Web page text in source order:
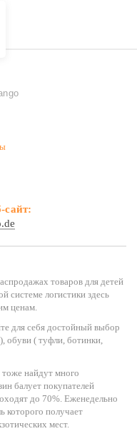
сайт:
товаров для детей
системе логистики здесь
ценам.
для себя достойный выбор
обуви ( туфли, ботинки,
найдут много
балует покупателей
до 70%. Еженедельно
которого получает
мест.